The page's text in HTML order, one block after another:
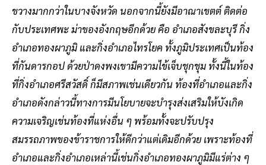
ขวางมากกว่าในบางจังหวัด นอกจากนี้ยังมีอาณาเขตต์ ติดต่อ
กับประเทศพะม่าของอังกฤษอีกด้วย คือ อำเภอสังขละบุรี กิ่ง
อำเภอทองผาภูมิ และกิ่งอำเภอไทรโยค ทั้งภูมิประเทศเป็นท้อง
ที่กันดารกอป ด้วยป่าดงพงเขามีความไข้เจ็บชุกชุม ทั้งนี้ในท้อง
ที่กิ่งอำเภอศรีสวัสดิ์ ก็มีสภาพเช่นเดียวกัน ท้องที่อำเภอและกิ่ง
อำเภอดังกล่าวนี้ทางการมีนโยบายจะบำรุงส่งเสริมให้บังเกิด
ความเจริญเช่นท้องที่แห่งอื่น ๆ พร้อมทั้งจะปรับปรุง
สมรรถภาพของข้าราชการให้ดีกว่าแต่เดิมอีกด้วย เพราะท้องที่
อำเภอและกิ่งอำเภอเหล่านี้เช่นกิ่งอำเภอทองผาภูมิมีแร่ต่าง ๆ